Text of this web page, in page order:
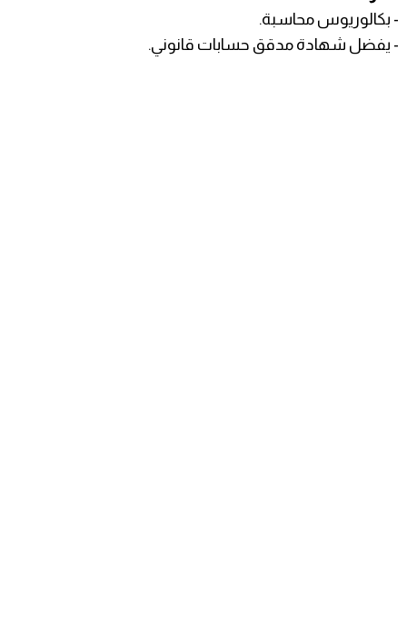
- بكالوريوس محاسبة.
- يفضل شهادة مدقق حسابات قانوني.